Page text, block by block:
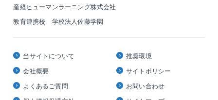
産経ヒューマンラーニング株式会社
教育連携校 学校法人佐藤学園
当サイトについて
会社概要
よくあるご質問
推奨環境
サイトポリシー
お問い合わせ